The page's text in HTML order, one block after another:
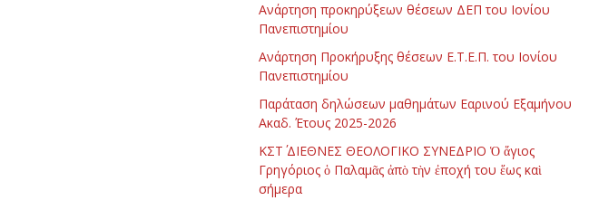
Ανάρτηση προκηρύξεων θέσεων ΔΕΠ του Ιονίου
Πανεπιστημίου
Ανάρτηση Προκήρυξης θέσεων Ε.Τ.Ε.Π. του Ιονίου
Πανεπιστημίου
Παράταση δηλώσεων μαθημάτων Εαρινού Εξαμήνου
Ακαδ. Έτους 2025-2026
ΚΣΤ΄ ΔΙΕΘΝΕΣ ΘΕΟΛΟΓΙΚΟ ΣΥΝΕΔΡΙΟ Ὁ ἅγιος
Γρηγόριος ὁ Παλαμᾶς ἀπὸ τὴν ἐποχή του ἕως καὶ
σήμερα